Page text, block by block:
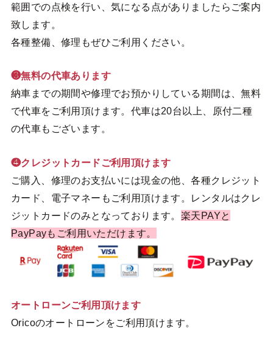
範囲での点検を行い、気になる点がありましたらご案内
致します。
各種整備、修理もぜひご利用ください。
❸無料の代車あります
納車までの期間や修理でお預かりしている期間は、無料
で代車をご利用頂けます。代車は20台以上、原付二種
の代車もございます。
❹クレジットカードご利用頂けます
ご購入、修理のお支払いには現金の他、各種クレジット
カード、電子マネーもご利用頂けます。レンタルはクレ
ジットカードのみとなっております。 楽天PAYと
PayPayもご利用いただけます。
オートローンご利用頂けます
Oricoのオートローンをご利用頂けます。